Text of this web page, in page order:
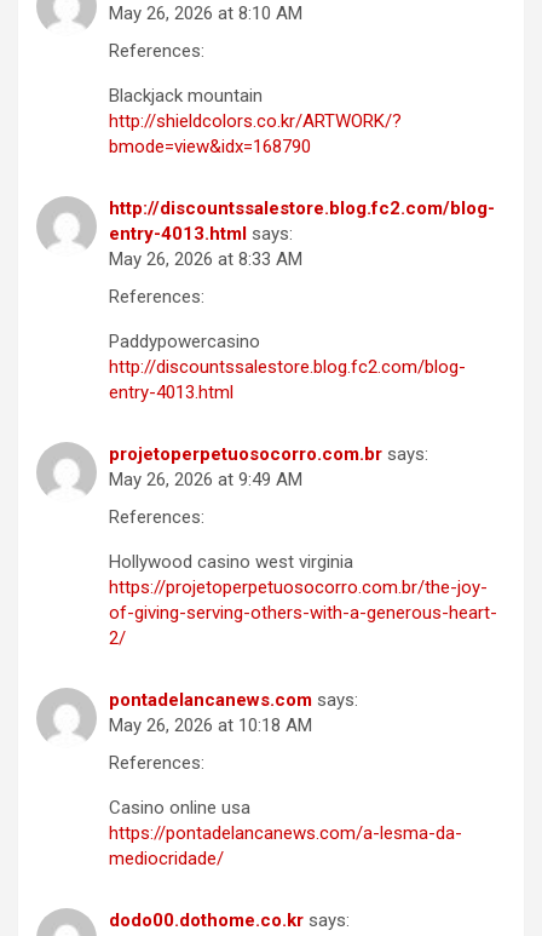
May 26, 2026 at 8:10 AM
References:
Blackjack mountain
http://shieldcolors.co.kr/ARTWORK/?
bmode=view&idx=168790
http://discountssalestore.blog.fc2.com/blog-
entry-4013.html says:
May 26, 2026 at 8:33 AM
References:
Paddypowercasino
http://discountssalestore.blog.fc2.com/blog-
entry-4013.html
projetoperpetuosocorro.com.br says:
May 26, 2026 at 9:49 AM
References:
Hollywood casino west virginia
https://projetoperpetuosocorro.com.br/the-joy-
of-giving-serving-others-with-a-generous-heart-
2/
pontadelancanews.com says:
May 26, 2026 at 10:18 AM
References:
Casino online usa
https://pontadelancanews.com/a-lesma-da-
mediocridade/
dodo00.dothome.co.kr says: